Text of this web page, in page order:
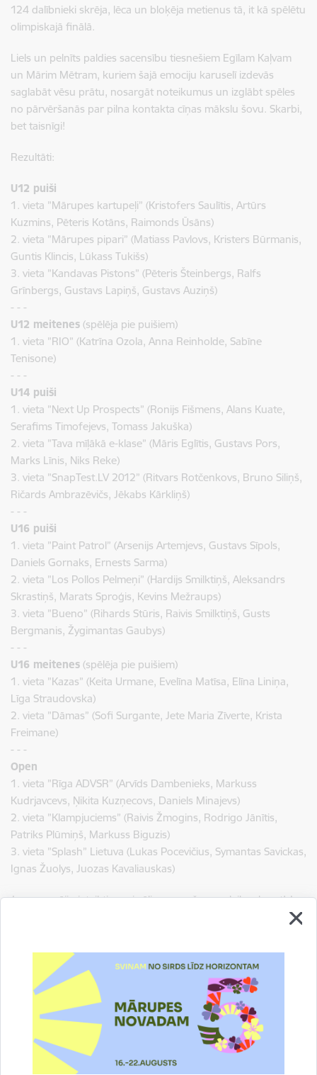
124 dalībnieki skrēja, lēca un bloķēja metienus tā, it kā spēlētu
olimpiskajā finālā.
Liels un pelnīts paldies sacensību tiesnešiem Egīlam Kaļvam
un Mārim Mētram, kuriem šajā emociju karuselī izdevās
saglabāt vēsu prātu, nosargāt noteikumus un izglābt spēles
no pārvēršanās par pilna kontakta cīņas mākslu šovu. Skarbi,
bet taisnīgi!
Rezultāti:
U12 puiši
1. vieta ”Mārupes kartupeļi” (Kristofers Saulītis, Artūrs
Kuzmins, Pēteris Kotāns, Raimonds Ūsāns)
2. vieta ”Mārupes pipari” (Matiass Pavlovs, Kristers Būrmanis,
Guntis Klincis, Lūkass Tukišs)
3. vieta ”Kandavas Pistons” (Pēteris Šteinbergs, Ralfs
Grīnbergs, Gustavs Lapiņš, Gustavs Auziņš)
- - -
U12 meitenes (spēlēja pie puišiem)
1. vieta ”RIO” (Katrīna Ozola, Anna Reinholde, Sabīne
Tenisone)
- - -
U14 puiši
1. vieta ”Next Up Prospects” (Ronijs Fišmens, Alans Kuate,
Serafims Timofejevs, Tomass Jakuška)
2. vieta ”Tava mīļākā e-klase” (Māris Eglītis, Gustavs Pors,
Marks Līnis, Niks Reke)
3. vieta ”SnapTest.LV 2012” (Ritvars Rotčenkovs, Bruno Siliņš,
Ričards Ambrazēvičs, Jēkabs Kārkliņš)
- - -
U16 puiši
1. vieta ”Paint Patrol” (Arsenijs Artemjevs, Gustavs Sīpols,
Daniels Gornaks, Ernests Sarma)
2. vieta ”Los Pollos Pelmeņi” (Hardijs Smilktiņš, Aleksandrs
Skrastiņš, Marats Sproģis, Kevins Mežraups)
3. vieta ”Bueno” (Rihards Stūris, Raivis Smilktiņš, Gusts
Bergmanis, Žygimantas Gaubys)
- - -
U16 meitenes (spēlēja pie puišiem)
1. vieta ”Kazas” (Keita Urmane, Evelīna Matīsa, Elīna Liniņa,
Līga Straudovska)
2. vieta ”Dāmas” (Sofi Surgante, Jete Maria Zīverte, Krista
Freimane)
- - -
Open
1. vieta ”Rīga ADVSR” (Arvīds Dambenieks, Markuss
Kudrjavcevs, Ņikita Kuzņecovs, Daniels Minajevs)
2. vieta ”Klampjuciems” (Raivis Žmogins, Rodrigo Jānītis,
Patriks Plūmiņš, Markuss Biguzis)
3. vieta ”Splash” Lietuva (Lukas Pocevičius, Symantas Savickas,
Ignas Žuolys, Juozas Kavaliauskas)
Ja nepaspēji pieteikties vai vēlies revanšu, nav laika skumt! Jau
2026. gada 8. augustā tiks dots starts izšķirošajam, trešajam
“VASARAS SPORTA SVĒTKI 2026 PIŅĶOS” programmā. Tas
nozīmē, ka paralēli basketbolam varēsi izmēģināt spēkus arī
citās sporta disciplīnās (un, kas zina, varbūt atklāt sevī vēl
kādu slēptu talantu).
Gatavojiet bumbas, trenējiet tālmetienus un tiekamies
augustā Piņķos.